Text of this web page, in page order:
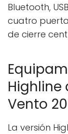
Bluetooth,
cuatro
de cierre
Highline
Vento
La versión